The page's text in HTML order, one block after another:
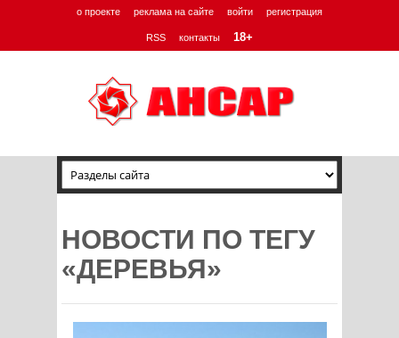
о проекте реклама на сайте войти регистрация
RSS контакты 18+
НОВОСТИ ПО ТЕГУ
«ДЕРЕВЬЯ»